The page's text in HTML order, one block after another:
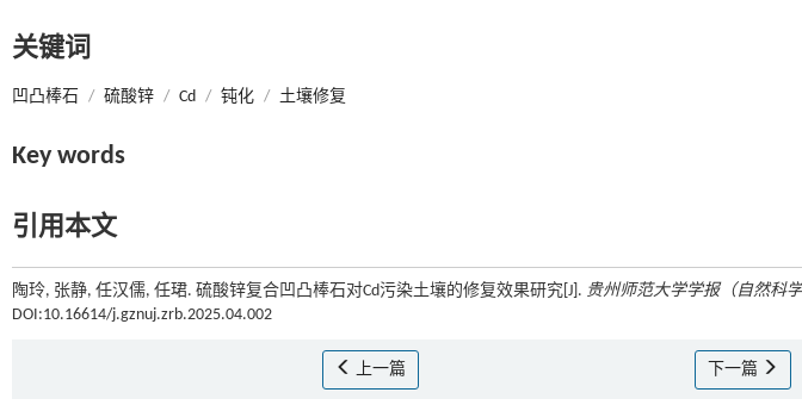
关键词
凹凸棒石 / 硫酸锌 / Cd / 钝化 / 土壤修复
Key words
引用本文
陶玲, 张静, 任汉儒, 任珺. 硫酸锌复合凹凸棒石对Cd污染土壤的修复效果研究[J]. 贵州师范大学学报（自然科学
DOI:10.16614/j.gznuj.zrb.2025.04.002
上一篇 下一篇